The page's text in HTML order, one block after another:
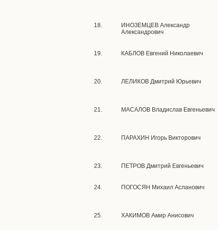
18.
ИНОЗЕМЦЕВ Александр
Александрович
19. КАБЛОВ Евгений Николаевич
20. ЛЕЛИКОВ Дмитрий Юрьевич
21. МАСАЛОВ Владислав Евгеньевич
22. ПАРАХИН Игорь Викторович
23. ПЕТРОВ Дмитрий Евгеньевич
24. ПОГОСЯН Михаил Асланович
25. ХАКИМОВ Амир Анисович